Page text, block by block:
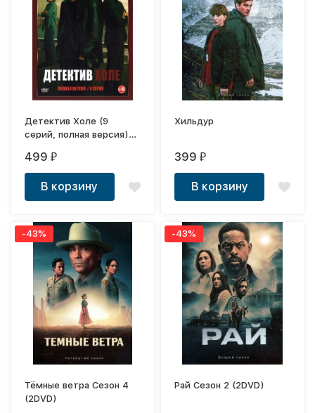
Детектив Холе (9
серий, полная версия)
499₽
В корзину
Хильдур
399₽
В корзину
-43%
Тёмные ветра Сезон 4
(2DVD)
-43%
Рай Сезон 2 (2DVD)